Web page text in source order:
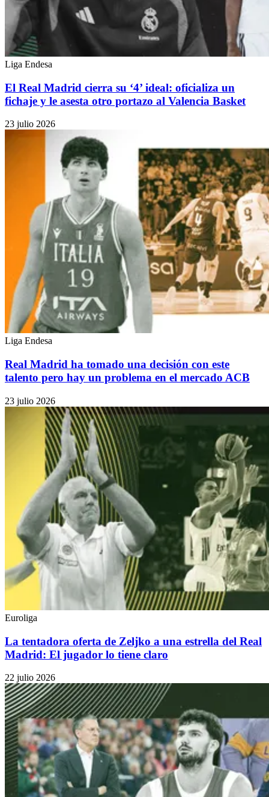
Liga Endesa
El Real Madrid cierra su ‘4’ ideal: oficializa un
fichaje y le asesta otro portazo al Valencia Basket
23 julio 2026
Liga Endesa
Real Madrid ha tomado una decisión con este
talento pero hay un problema en el mercado ACB
23 julio 2026
Euroliga
La tentadora oferta de Zeljko a una estrella del Real
Madrid: El jugador lo tiene claro
22 julio 2026